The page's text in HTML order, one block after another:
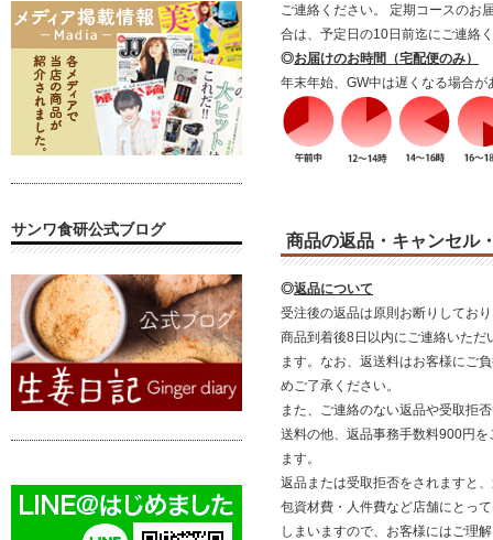
ご連絡ください。 定期コースのお
合は、予定日の10日前迄にご連絡
◎お届けのお時間（宅配便のみ）
年末年始、GW中は遅くなる場合が
商品の返品・キャンセル
◎返品について
受注後の返品は原則お断りしてお
商品到着後8日以内にご連絡いただ
ます。なお、返送料はお客様にご
めご了承ください。
また、ご連絡のない返品や受取拒
送料の他、返品事務手数料900円
ます。
返品または受取拒否をされますと
包資材費・人件費など店舗にとっ
しまいますので、お客様にはご理
サンワ食研公式ブログ